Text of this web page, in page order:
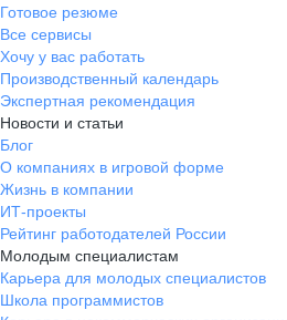
Готовое резюме
Все сервисы
Хочу у вас работать
Производственный календарь
Экспертная рекомендация
Новости и статьи
Блог
О компаниях в игровой форме
Жизнь в компании
ИТ-проекты
Рейтинг работодателей России
Молодым специалистам
Карьера для молодых специалистов
Школа программистов